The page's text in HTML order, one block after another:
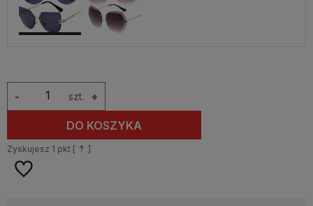
szt. +
-
DO KOSZYKA
Zyskujesz 1 pkt [ ? ]